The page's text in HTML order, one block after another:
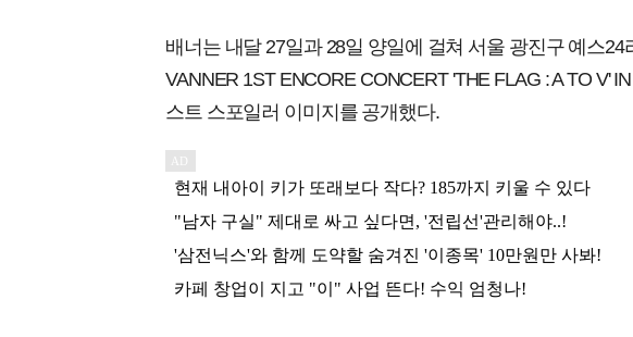
배너는 내달 27일과 28일 양일에 걸쳐 서울 광진구 예스
VANNER 1ST ENCORE CONCERT 'THE FLAG : A TO V'
스트 스포일러 이미지를 공개했다.